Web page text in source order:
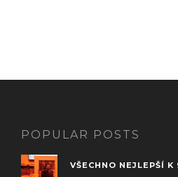
POPULAR POSTS
VŠECHNO NEJLEPŠÍ K